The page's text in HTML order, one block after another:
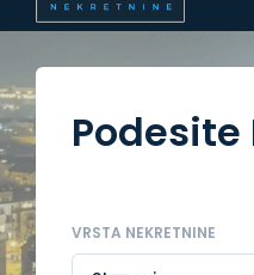
VRSTA NEKRETNINE